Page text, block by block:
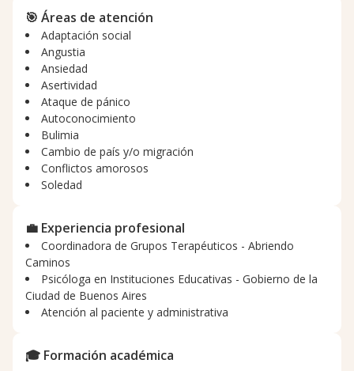
depresión, sentimientos de vacío, sintomatología
obsesiva, ataques de pánico y trastornos alimentarios para
promover una transformación sostenible.
🎯 Áreas de atención
Adaptación social
Angustia
Ansiedad
Asertividad
Ataque de pánico
Autoconocimiento
Bulimia
Cambio de país y/o migración
Conflictos amorosos
Soledad
💼 Experiencia profesional
Coordinadora de Grupos Terapéuticos - Abriendo
Caminos
Psicóloga en Instituciones Educativas - Gobierno de la
Ciudad de Buenos Aires
Atención al paciente y administrativa
🎓 Formación académica